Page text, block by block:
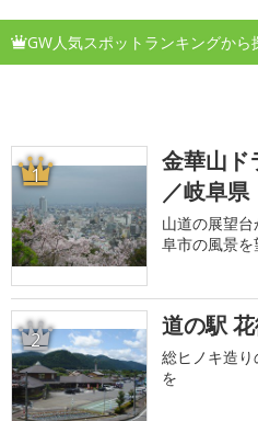
GW人気スポットランキングから
1
金華山ド
／岐阜県
山道の展望
阜市の風景を
2 道の駅
総ヒノキ造
を